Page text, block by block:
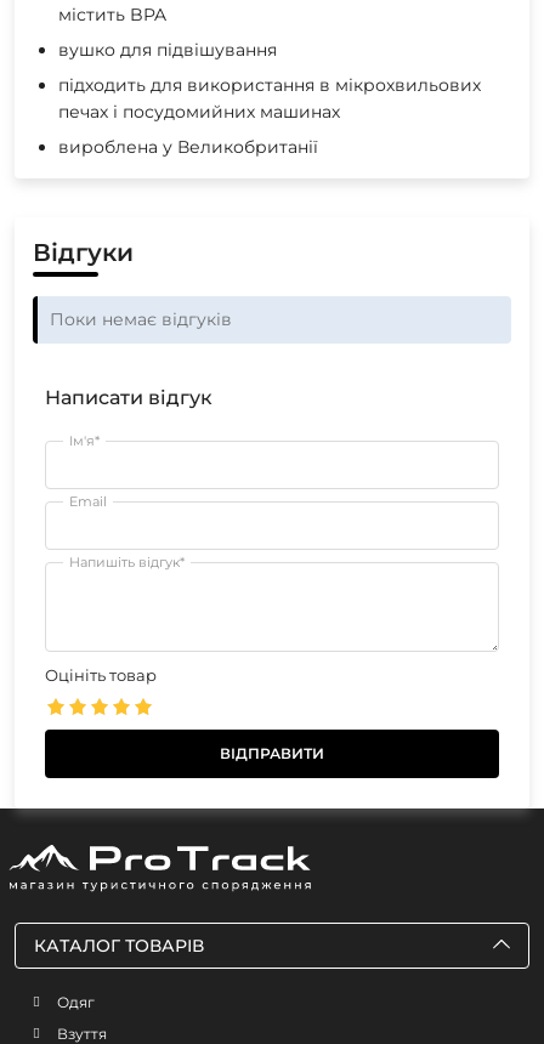
містить BPA
вушко для підвішування
підходить для використання в мікрохвильових
печах і посудомийних машинах
вироблена у Великобританії
Відгуки
Поки немає відгуків
Написати відгук
Ім'я*
Email
Напишіть відгук*
Оцініть товар
КАТАЛОГ ТОВАРІВ
Одяг
Взуття